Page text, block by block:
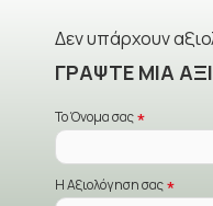
Δεν υπάρχουν
ΓΡΆΨΤΕ ΜΙΑ
Το Όνομα σας
Η Αξιολόγηση σας